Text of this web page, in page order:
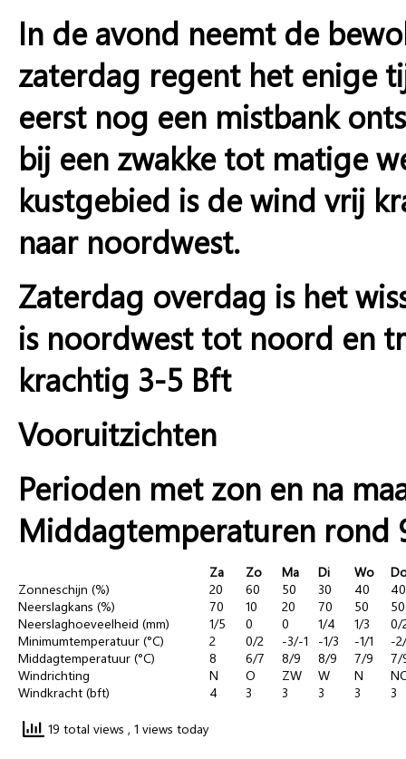
In de avond neemt de
zaterdag regent het enige
eerst nog een mistbank
bij een zwakke tot matige
kustgebied is de wind vrij
naar noordwest.
Zaterdag overdag is het
is noordwest tot noord en
krachtig 3-5 Bft
Vooruitzichten
Perioden met zon en na
Middagtemperaturen rond
Za Zo Ma Di Wo
Zonneschijn (%)
20 60 50 30 40
40
Neerslagkans (%)
70 10 20 70 50
50
Neerslaghoeveelheid (mm)
1/5 0 0 1/4 1/3
0/
Minimumtemperatuur (°C)
2 0/2 -3/-1 -1/3 -1/1
-
Middagtemperatuur (°C)
8 6/7 8/9 8/9 7/9
7/
Windrichting
N O ZW W N
Windkracht (bft)
4 3 3 3 3 3
19 total views , 1 views today